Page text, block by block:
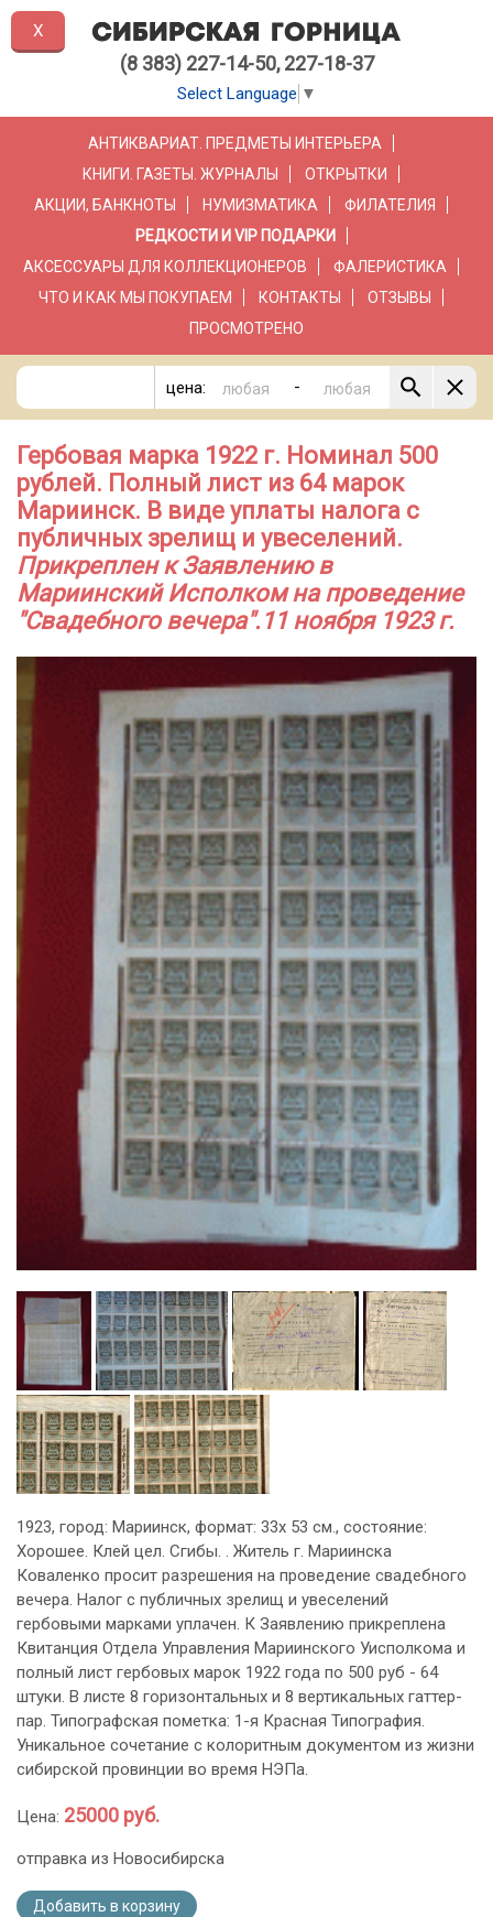
(8 383) 227-14-50, 227-18-37
Select Language ▼
АНТИКВАРИАТ. ПРЕДМЕТЫ ИНТЕРЬЕРА
КНИГИ. ГАЗЕТЫ. ЖУРНАЛЫ
ОТКРЫТКИ
АКЦИИ, БАНКНОТЫ
НУМИЗМАТИКА
ФИЛАТЕЛИЯ
РЕДКОСТИ И VIP ПОДАРКИ
АКСЕССУАРЫ ДЛЯ КОЛЛЕКЦИОНЕРОВ
ФАЛЕРИСТИКА
ЧТО И КАК МЫ ПОКУПАЕМ
КОНТАКТЫ
ОТЗЫВЫ
ПРОСМОТРЕНО
цена: -
Гербовая марка 1922 г. Номинал 500
рублей. Полный лист из 64 марок
Мариинск. В виде уплаты налога с
публичных зрелищ и увеселений.
Прикреплен к Заявлению в
Мариинский Исполком на проведение
"Свадебного вечера".11 ноября 1923 г.
1923, город: Мариинск, формат: 33х 53 см., состояние:
Хорошее. Клей цел. Сгибы. . Житель г. Мариинска
Коваленко просит разрешения на проведение свадебного
вечера. Налог с публичных зрелищ и увеселений
гербовыми марками уплачен. К Заявлению прикреплена
Квитанция Отдела Управления Мариинского Уисполкома и
полный лист гербовых марок 1922 года по 500 руб - 64
штуки. В листе 8 горизонтальных и 8 вертикальных гаттер-
пар. Типографская пометка: 1-я Красная Типография.
Уникальное сочетание с колоритным документом из жизни
сибирской провинции во время НЭПа.
Цена: 25000 руб.
отправка из Новосибирска
Добавить в корзину
X